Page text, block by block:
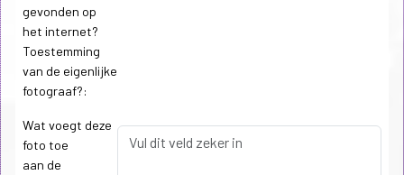
gevonden op
het internet?
Toestemming
van de eigenlijke
fotograaf?:
Wat voegt deze
foto toe
aan de